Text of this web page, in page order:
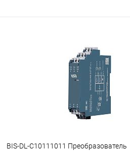
BIS-DL-C10111011 Преобразователь